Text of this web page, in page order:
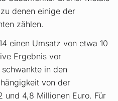
denen einige der
zählen.
einen Umsatz von etwa 10
Ergebnis vor
in den
von der
und 4,8 Millionen Euro. Für